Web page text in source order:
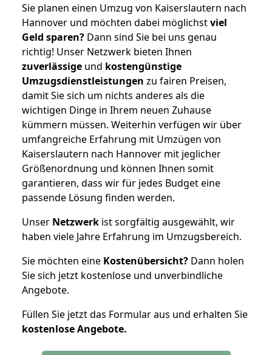
Sie planen einen Umzug von Kaiserslautern nach
Hannover und möchten dabei möglichstviel
Geld sparen? Dann sind Sie bei uns genau
richtig! Unser Netzwerk bieten Ihnen
zuverlässige und kostengünstige
Umzugsdienstleistungen zu fairen Preisen,
damit Sie sich um nichts anderes als die
wichtigen Dinge in Ihrem neuen Zuhause
kümmern müssen. Weiterhin verfügen wir über
umfangreiche Erfahrung mit Umzügen von
Kaiserslautern nach Hannover mit jeglicher
Größenordnung und können Ihnen somit
garantieren, dass wir für jedes Budget eine
passende Lösung finden werden.
Unser Netzwerk ist sorgfältig ausgewählt, wir
haben viele Jahre Erfahrung im Umzugsbereich.
Sie möchten eine Kostenübersicht? Dann holen
Sie sich jetzt kostenlose und unverbindliche
Angebote.
Füllen Sie jetzt das Formular aus und erhalten Sie
kostenloseAngebote.